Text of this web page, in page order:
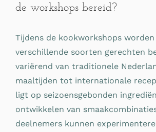
de workshops bereid?
Tijdens de kookworkshops worden
verschillende soorten gerechten
variërend van traditionele
maaltijden tot internationale
ligt op seizoensgebonden
ontwikkelen van
deelnemers kunnen